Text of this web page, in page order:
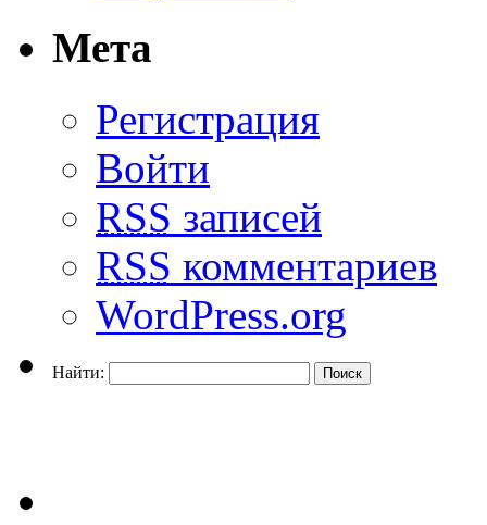
Мета
Регистрация
Войти
RSS записей
RSS комментариев
WordPress.org
Найти: